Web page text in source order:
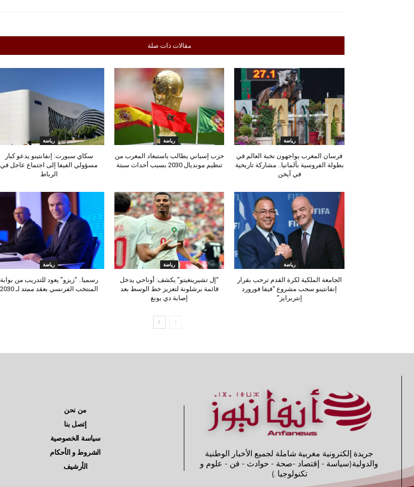
مقالات ذات صلة
رياضة
فرسان المغرب يواجهون نخبة العالم في
بطولة الفروسية بألمانيا.. مشاركة تاريخية
في آيخن
رياضة
حزب إسباني يطالب باستبعاد المغرب من
تنظيم مونديال 2030 بسبب أحداث سبتة
رياضة
سكاي سبورت: إنفانتينو يدعو كبار
مسؤولي الفيفا إلى اجتماع عاجل في
الرباط
رياضة
الجامعة الملكية لكرة القدم ترحب بقرار
إنفانتينو سحب مشروع “فيفا فورورد
إنتربرايز”
رياضة
“إل تشيرينغيتو” يكشف: أوناحي يدخل
قائمة برشلونة لتعزيز خط الوسط بعد
إصابة دي يونغ
رياضة
رسميا.. “زيزو” يعود للتدريب من بوابة
المنتخب الفرنسي بعقد ممتد لـ 2030
جريدة إلكترونية مغربية شاملة لجميع الأخبار الوطنية
والدولية(سياسة - إقتصاد -صحة - حوادث - فن - علوم و
تكنولوجيا .)
من نحن
إتصل بنا
سياسة الخصوصية
الشروط و الأحكام
الأرشيف